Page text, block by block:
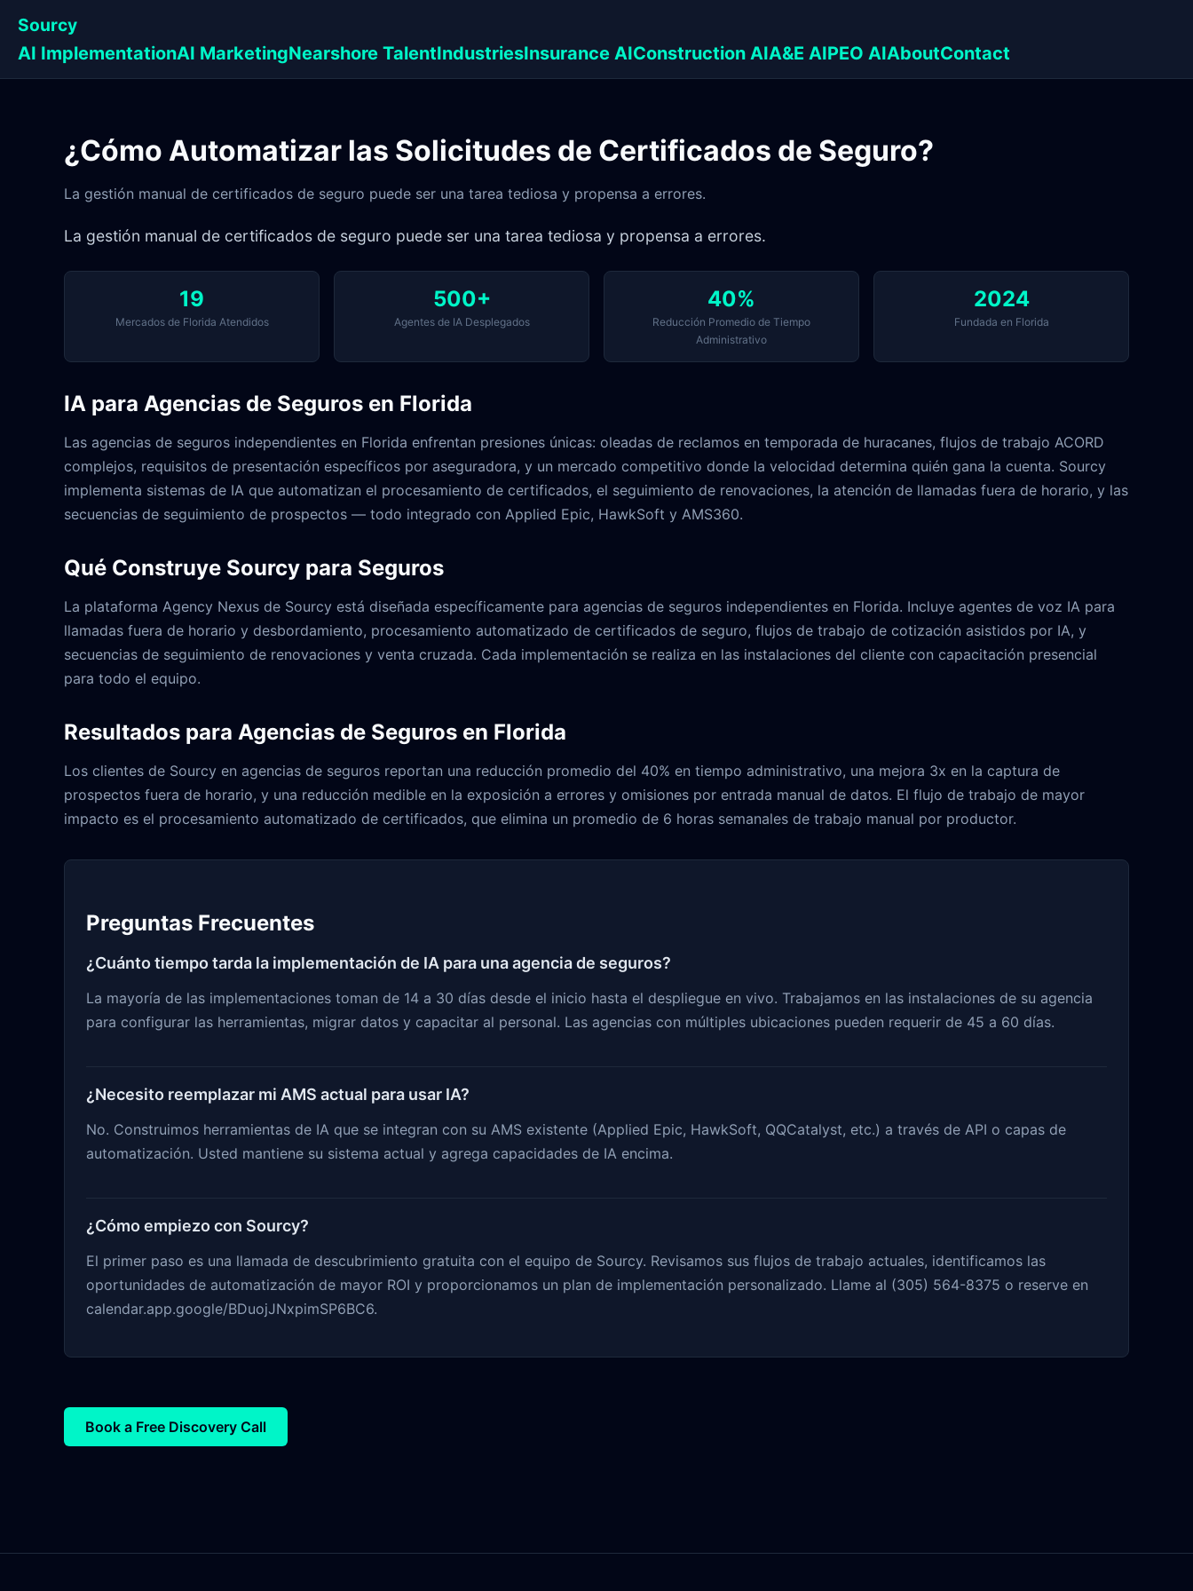
Sourcy
AI ImplementationAI MarketingNearshore TalentIndustriesInsurance AIConstruction AIA&E AIPEO AIAboutContact
¿Cómo Automatizar las Solicitudes de Certificados de Seguro?
La gestión manual de certificados de seguro puede ser una tarea tediosa y propensa a errores.
La gestión manual de certificados de seguro puede ser una tarea tediosa y propensa a errores.
19
Mercados de Florida Atendidos
500+
Agentes de IA Desplegados
40%
Reducción Promedio de Tiempo
Administrativo
2024
Fundada en Florida
IA para Agencias de Seguros en Florida
Las agencias de seguros independientes en Florida enfrentan presiones únicas: oleadas de reclamos en temporada de huracanes, flujos de trabajo ACORD
complejos, requisitos de presentación específicos por aseguradora, y un mercado competitivo donde la velocidad determina quién gana la cuenta. Sourcy
implementa sistemas de IA que automatizan el procesamiento de certificados, el seguimiento de renovaciones, la atención de llamadas fuera de horario, y las
secuencias de seguimiento de prospectos — todo integrado con Applied Epic, HawkSoft y AMS360.
Qué Construye Sourcy para Seguros
La plataforma Agency Nexus de Sourcy está diseñada específicamente para agencias de seguros independientes en Florida. Incluye agentes de voz IA para
llamadas fuera de horario y desbordamiento, procesamiento automatizado de certificados de seguro, flujos de trabajo de cotización asistidos por IA, y
secuencias de seguimiento de renovaciones y venta cruzada. Cada implementación se realiza en las instalaciones del cliente con capacitación presencial
para todo el equipo.
Resultados para Agencias de Seguros en Florida
Los clientes de Sourcy en agencias de seguros reportan una reducción promedio del 40% en tiempo administrativo, una mejora 3x en la captura de
prospectos fuera de horario, y una reducción medible en la exposición a errores y omisiones por entrada manual de datos. El flujo de trabajo de mayor
impacto es el procesamiento automatizado de certificados, que elimina un promedio de 6 horas semanales de trabajo manual por productor.
Preguntas Frecuentes
¿Cuánto tiempo tarda la implementación de IA para una agencia de seguros?
La mayoría de las implementaciones toman de 14 a 30 días desde el inicio hasta el despliegue en vivo. Trabajamos en las instalaciones de su agencia
para configurar las herramientas, migrar datos y capacitar al personal. Las agencias con múltiples ubicaciones pueden requerir de 45 a 60 días.
¿Necesito reemplazar mi AMS actual para usar IA?
No. Construimos herramientas de IA que se integran con su AMS existente (Applied Epic, HawkSoft, QQCatalyst, etc.) a través de API o capas de
automatización. Usted mantiene su sistema actual y agrega capacidades de IA encima.
¿Cómo empiezo con Sourcy?
El primer paso es una llamada de descubrimiento gratuita con el equipo de Sourcy. Revisamos sus flujos de trabajo actuales, identificamos las
oportunidades de automatización de mayor ROI y proporcionamos un plan de implementación personalizado. Llame al (305) 564-8375 o reserve en
calendar.app.google/BDuojJNxpimSP6BC6.
Book a Free Discovery Call